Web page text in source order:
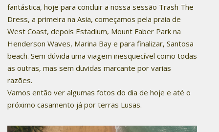
fantástica, hoje para concluir a nossa sessão Trash The
Dress, a primeira na Asia, começamos pela praia de
West Coast, depois Estadium, Mount Faber Park na
Henderson Waves, Marina Bay e para finalizar, Santosa
beach. Sem dúvida uma viagem inesquecível como todas
as outras, mas sem duvidas marcante por varias
razões.
Vamos então ver algumas fotos do dia de hoje e até o
próximo casamento já por terras Lusas.